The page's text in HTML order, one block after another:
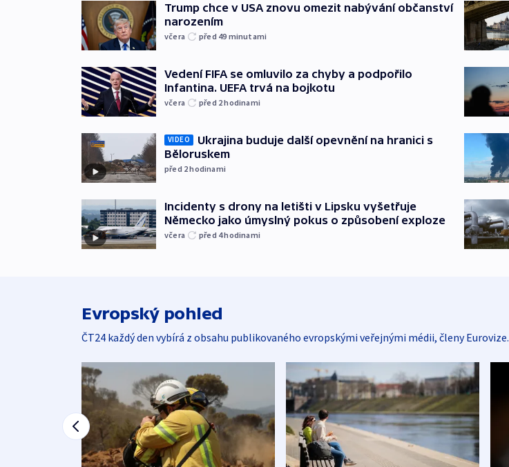
Trump chce v USA znovu omezit nabývání občanství
narozením
včera před 49 minutami
Vedení FIFA se omluvilo za chyby a podpořilo
Infantina. UEFA trvá na bojkotu
včera před 2hodinami
VIDEO
Ukrajina buduje další opevnění na hranici s
Běloruskem
před 2hodinami
Incidenty s drony na letišti v Lipsku vyšetřuje
Německo jako úmyslný pokus o způsobení exploze
včera před 4hodinami
Evropský pohled
ČT24 každý den vybírá z obsahu publikovaného evropskými veřejnými médii, členy Eurovize.